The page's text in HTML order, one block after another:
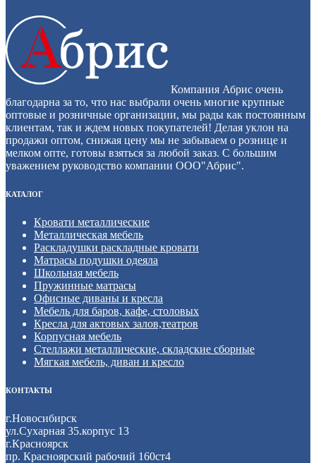
Компания Абрис очень
благодарна за то, что нас выбрали очень многие крупные
оптовые и розничные организации, мы рады как постоянным
клиентам, так и ждем новых покупателей! Делая уклон на
продажи оптом, снижая цену мы не забываем о рознице и
мелком опте, готовы взяться за любой заказ. С большим
уважением руководство компании ООО"Абрис".
КАТАЛОГ
Кровати металлические
Металлическая мебель
Раскладушки раскладные кровати
Матрасы подушки одеяла
Школьная мебель
Пружинные матрасы
Офисные диваны и кресла
Мебель для баров, кафе, столовых
Кресла для актовых залов,театров
Корпусная мебель
Стеллажи металлические, складские сборные
Мягкая мебель, диван и кресло
КОНТАКТЫ
г.Новосибирск
ул.Сухарная 35.корпус 13
г.Красноярск
пр. Красноярский рабочий 160ст4